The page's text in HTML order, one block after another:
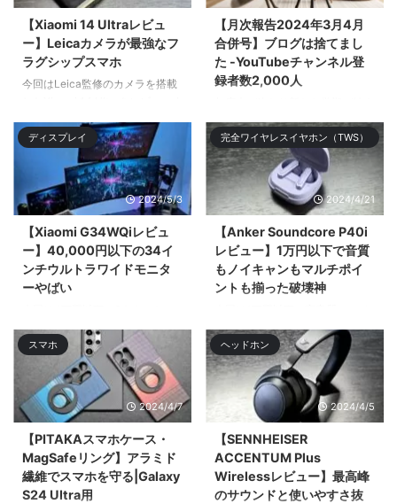
【Xiaomi 14 Ultraレビュ
ー】Leicaカメラが最強なフ
ラグシップスマホ
今回はLeica監修のカメラを搭載
る。Xiaomiのガチのフラ| ...
【月次報告2024年3月4月
合併号】ブログは捨てまし
た -YouTubeチャンネル登
録者数2,000人
り新入生や新クラス、新入社員な
ど新 ...
ディスプレイ
2024/5/3
【Xiaomi G34WQiレビュ
ー】40,000円以下の34イ
ンチウルトラワイドモニタ
ーやばい
UWQHD（3,440 × 1,440）のウ
ルトラワイドモニター「Xiaomi
G34WQi」 ...
完全ワイヤレスイヤホン（TWS）
2024/4/21
【Anker Soundcore P40i
レビュー】1万円以下で音質
もノイキャンもマルチポイ
ントも揃った破壊神
キャン優秀、マルチポイントにも
ワイӣ ...
スマホ
2024/4/7
【PITAKAスマホケース・
MagSafeリング】アラミド
繊維でスマホを守る|Galaxy
S24 Ultra用
ヘッドホン
2024/4/5
【SENNHEISER
ACCENTUM Plus
Wirelessレビュー】最高峰
のサウンドと使いやすさ抜